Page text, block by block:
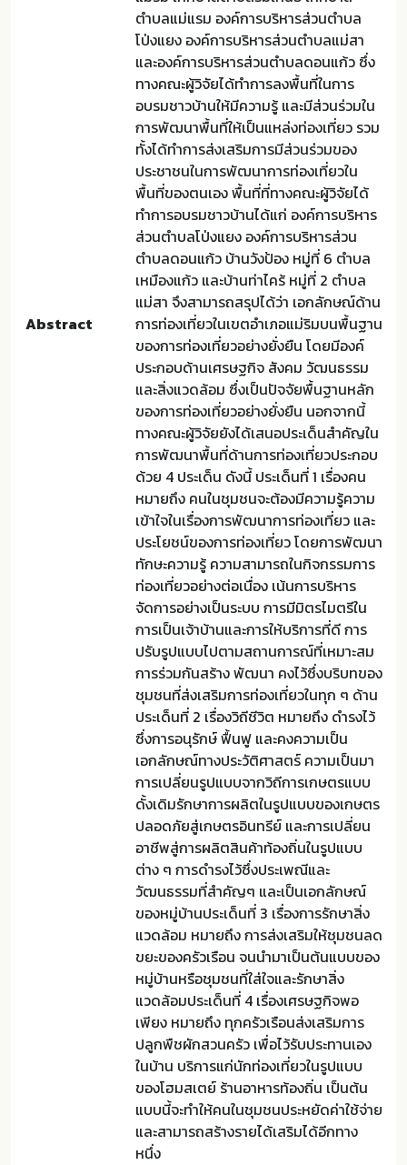
Abstract
ตำบลแม่แรม องค์การบริหารส่วนตำบล
โป่งแยง องค์การบริหารส่วนตำบลแม่สา
และองค์การบริหารส่วนตำบลดอนแก้ว ซึ่ง
ทางคณะผู้วิจัยได้ทำการลงพื้นที่ในการ
อบรมชาวบ้านให้มีความรู้ และมีส่วนร่วมใน
การพัฒนาพื้นที่ให้เป็นแหล่งท่องเที่ยว รวม
ทั้งได้ทำการส่งเสริมการมีส่วนร่วมของ
ประชาชนในการพัฒนาการท่องเที่ยวใน
พื้นที่ของตนเอง พื้นที่ที่ทางคณะผู้วิจัยได้
ทำการอบรมชาวบ้านได้แก่ องค์การบริหาร
ส่วนตำบลโป่งแยง องค์การบริหารส่วน
ตำบลดอนแก้ว บ้านวังป้อง หมู่ที่ 6 ตำบล
เหมืองแก้ว และบ้านท่าไคร้ หมู่ที่ 2 ตำบล
แม่สา จึงสามารถสรุปได้ว่า เอกลักษณ์ด้าน
การท่องเที่ยวในเขตอำเภอแม่ริมบนพื้นฐาน
ของการท่องเที่ยวอย่างยั่งยืน โดยมีองค์
ประกอบด้านเศรษฐกิจ สังคม วัฒนธรรม
และสิ่งแวดล้อม ซึ่งเป็นปัจจัยพื้นฐานหลัก
ของการท่องเที่ยวอย่างยั่งยืน นอกจากนี้
ทางคณะผู้วิจัยยังได้เสนอประเด็นสำคัญใน
การพัฒนาพื้นที่ด้านการท่องเที่ยวประกอบ
ด้วย 4 ประเด็น ดังนี้ ประเด็นที่ 1 เรื่องคน
หมายถึง คนในชุมชนจะต้องมีความรู้ความ
เข้าใจในเรื่องการพัฒนาการท่องเที่ยว และ
ประโยชน์ของการท่องเที่ยว โดยการพัฒนา
ทักษะความรู้ ความสามารถในกิจกรรมการ
ท่องเที่ยวอย่างต่อเนื่อง เน้นการบริหาร
จัดการอย่างเป็นระบบ การมีมิตรไมตรีใน
การเป็นเจ้าบ้านและการให้บริการที่ดี การ
ปรับรูปแบบไปตามสถานการณ์ที่เหมาะสม
การร่วมกันสร้าง พัฒนา คงไว้ซึ่งบริบทของ
ชุมชนที่ส่งเสริมการท่องเที่ยวในทุก ๆ ด้าน
ประเด็นที่ 2 เรื่องวิถีชีวิต หมายถึง ดำรงไว้
ซึ่งการอนุรักษ์ ฟื้นฟู และคงความเป็น
เอกลักษณ์ทางประวัติศาสตร์ ความเป็นมา
การเปลี่ยนรูปแบบจากวิถีการเกษตรแบบ
ดั้งเดิมรักษาการผลิตในรูปแบบของเกษตร
ปลอดภัยสู่เกษตรอินทรีย์ และการเปลี่ยน
อาชีพสู่การผลิตสินค้าท้องถิ่นในรูปแบบ
ต่าง ๆ การดำรงไว้ซึ่งประเพณีและ
วัฒนธรรมที่สำคัญๆ และเป็นเอกลักษณ์
ของหมู่บ้านประเด็นที่ 3 เรื่องการรักษาสิ่ง
แวดล้อม หมายถึง การส่งเสริมให้ชุมชนลด
ขยะของครัวเรือน จนนำมาเป็นต้นแบบของ
หมู่บ้านหรือชุมชนที่ใส่ใจและรักษาสิ่ง
แวดล้อมประเด็นที่ 4 เรื่องเศรษฐกิจพอ
เพียง หมายถึง ทุกครัวเรือนส่งเสริมการ
ปลูกพืชผักสวนครัว เพื่อไว้รับประทานเอง
ในบ้าน บริการแก่นักท่องเที่ยวในรูปแบบ
ของโฮมสเตย์ ร้านอาหารท้องถิ่น เป็นต้น
แบบนี้จะทำให้คนในชุมชนประหยัดค่าใช้จ่าย
และสามารถสร้างรายได้เสริมได้อีกทาง
หนึ่ง